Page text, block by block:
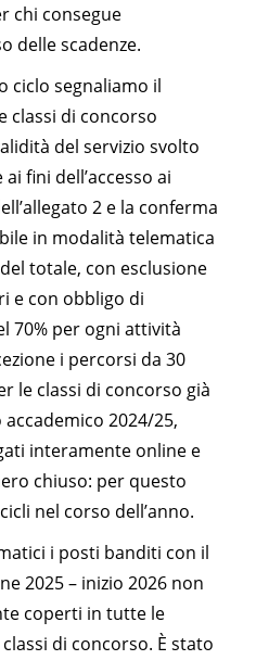
chi consegue
delle scadenze.
ciclo segnaliamo il
classi di concorso
del servizio svolto
fini dell’accesso ai
2 e la conferma
in modalità telematica
totale, con esclusione
e con obbligo di
70% per ogni attività
i percorsi da 30
le classi di concorso già
2024/25,
interamente online e
chiuso: per questo
nel corso dell’anno.
i posti banditi con il
2025 – inizio 2026 non
coperti in tutte le
di concorso. È stato